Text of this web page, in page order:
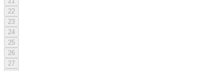
22
23
24
25
26
27